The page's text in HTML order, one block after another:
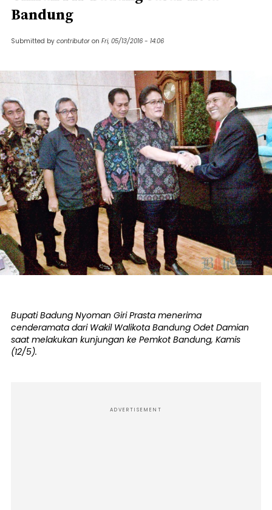
Bandung
Submitted by contributor on Fri, 05/13/2016 - 14:06
Bupati Badung Nyoman Giri Prasta menerima
cenderamata dari Wakil Walikota Bandung Odet Damian
saat melakukan kunjungan ke Pemkot Bandung, Kamis
(12/5).
ADVERTISEMENT